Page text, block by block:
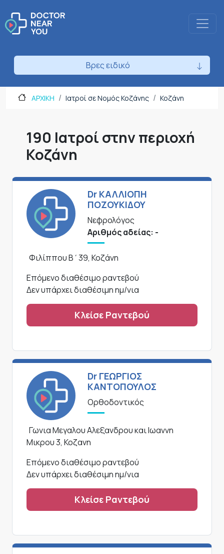
Βρες ειδικό
ΑΡΧΙΚΗ Ιατροί σε Νομός Κοζάνης Κοζάνη
190 Ιατροί στην περιοχή
Κοζάνη
Dr ΚΑΛΛΙΟΠΗ
ΠΟΖΟΥΚΙΔΟΥ
Νεφρολόγος
Αριθμός αδείας: -
Φιλίππου Β΄39, Κοζάνη
Επόμενο διαθέσιμο ραντεβού
Δεν υπάρχει διαθέσιμη ημ/νια
Κλείσε Ραντεβού
Dr ΓΕΩΡΓΙΟΣ
ΚΑΝΤΟΠΟΥΛΟΣ
Ορθοδοντικός
Γωνια Μεγαλου Αλεξανδρου και Ιωαννη
Μικρου 3, Κοζανη
Επόμενο διαθέσιμο ραντεβού
Δεν υπάρχει διαθέσιμη ημ/νια
Κλείσε Ραντεβού